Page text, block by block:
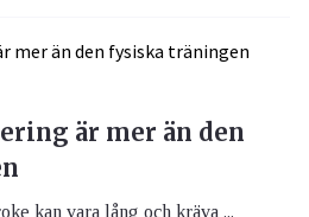
är mer än den
kan vara lång och kräva ...